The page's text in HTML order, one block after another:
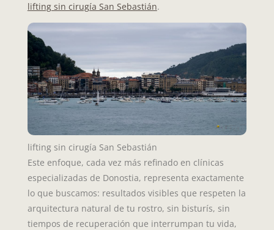
lifting sin cirugía San Sebastián.
lifting sin cirugía San Sebastián
Este enfoque, cada vez más refinado en clínicas
especializadas de Donostia, representa exactamente
lo que buscamos: resultados visibles que respeten la
arquitectura natural de tu rostro, sin bisturís, sin
tiempos de recuperación que interrumpan tu vida,